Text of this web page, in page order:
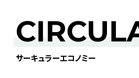
サーキュラーエコノミー